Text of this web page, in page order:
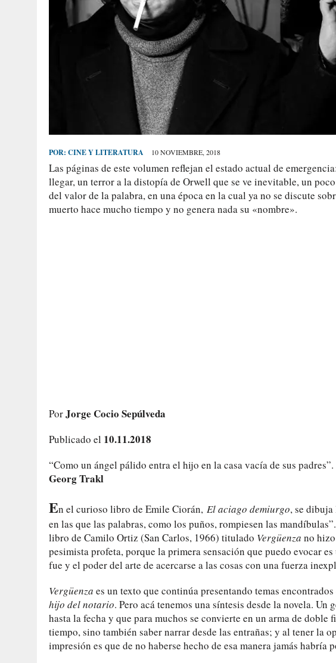
POR: CINE Y LITERATURA 10 NOVIEMBRE, 2018
Las páginas de este volumen reflejan el estado actual de
llegar, un terror a la distopía de Orwell que se ve inevitable, un
del valor de la palabra, en una época en la cual ya no se discute
muerto hace mucho tiempo y no genera nada su «nombre».
PorJorge Cocio Sepúlveda
Publicado el 10.11.2018
“Como un ángel pálido entra el hijo en la casa vacía de sus padres”.
Georg Trakl
En el curioso libro de Emile Ciorán, El aciago demiurgo, se
en las que las palabras, como los puños, rompiesen las
libro de Camilo Ortiz (San Carlos, 1966) titulado Vergüenza no
pesimista profeta, porque la primera sensación que puedo evocar
fue y el poder del arte de acercarse a las cosas con una fuerza
Vergüenza es un texto que continúa presentando temas encontrados
hijo del notario. Pero acá tenemos una síntesis desde la novela.
hasta la fecha y que para muchos se convierte en un arma de
tiempo, sino también saber narrar desde las entrañas; y al tener la
impresión es que de no haberse hecho de esa manera jamás habría